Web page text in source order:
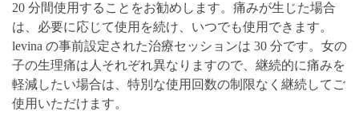
20 分間使用することをお勧めします。痛みが生じた場合
は、必要に応じて使用を続け、いつでも使用できます。
levina の事前設定された治療セッションは 30 分です。女の
子の生理痛は人それぞれ異なりますので、継続的に痛みを
軽減したい場合は、特別な使用回数の制限なく継続してご
使用いただけます。